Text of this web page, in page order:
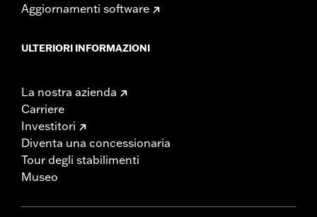
Aggiornamenti software
ULTERIORI INFORMAZIONI
La nostra azienda
Carriere
Investitori
Diventa una concessionaria
Tour degli stabilimenti
Museo